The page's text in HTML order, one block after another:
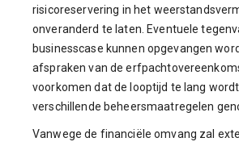
risicoreservering in het
onveranderd te laten. Eventuele
businesscase kunnen opgevangen
afspraken van de
voorkomen dat de looptijd te lang
verschillende beheersmaatregelen
Vanwege de financiële omvang zal